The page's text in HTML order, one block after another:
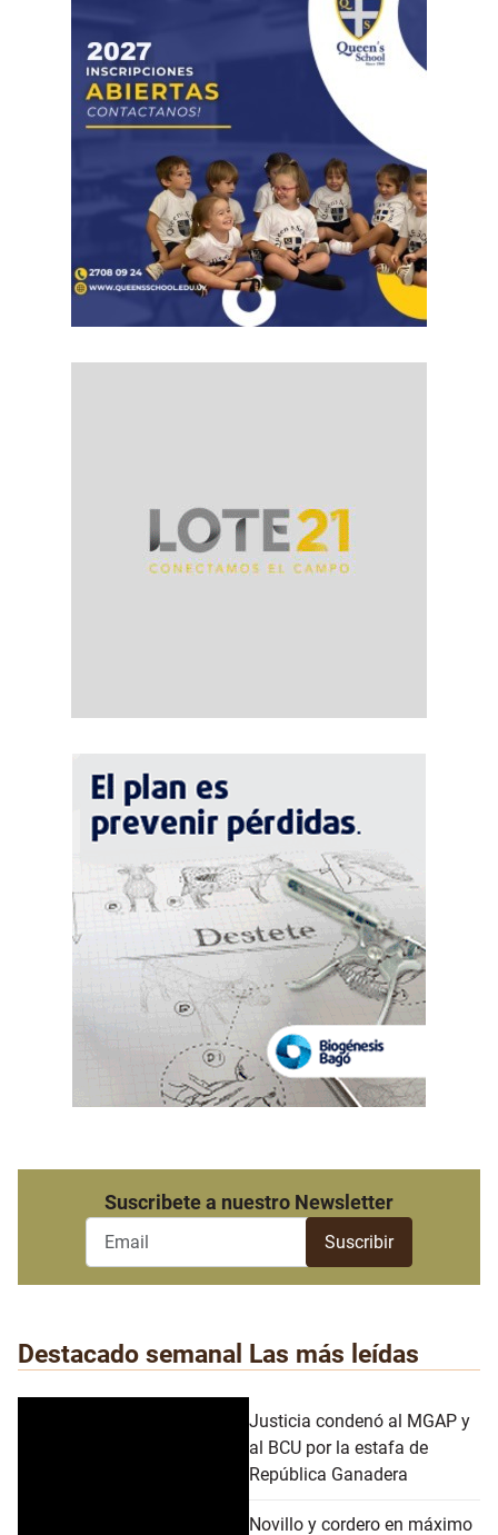
Suscribete a nuestro Newsletter
Destacado semanal Las más leídas
Justicia condenó al MGAP y
al BCU por la estafa de
República Ganadera
Novillo y cordero en máximo